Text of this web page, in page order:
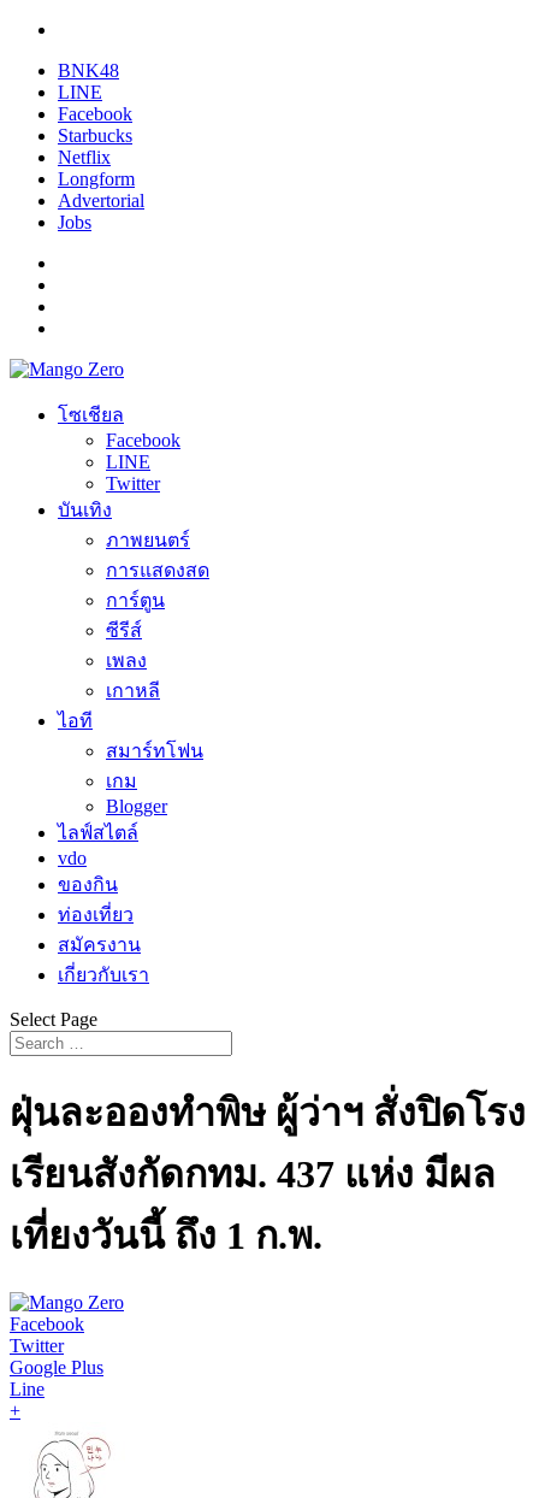
BNK48
LINE
Facebook
Starbucks
Netflix
Longform
Advertorial
Jobs
โซเชียล
Facebook
LINE
Twitter
บันเทิง
ภาพยนตร์
การแสดงสด
การ์ตูน
ซีรีส์
เพลง
เกาหลี
ไอที
สมาร์ทโฟน
เกม
Blogger
ไลฟ์สไตล์
vdo
ของกิน
ท่องเที่ยว
สมัครงาน
เกี่ยวกับเรา
Select Page
ฝุ่นละอองทำพิษ ผู้ว่าฯ สั่งปิดโรง
เรียนสังกัดกทม. 437 แห่ง มีผล
เที่ยงวันนี้ ถึง 1 ก.พ.
Facebook
Twitter
Google Plus
Line
+